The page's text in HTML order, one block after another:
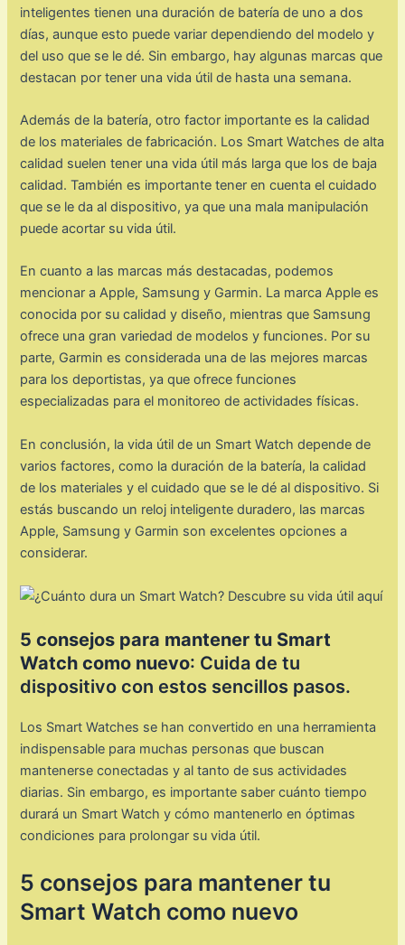
inteligentes tienen una duración de batería de uno a dos
días, aunque esto puede variar dependiendo del modelo y
del uso que se le dé. Sin embargo, hay algunas marcas que
destacan por tener una vida útil de hasta una semana.
Además de la batería, otro factor importante es la calidad
de los materiales de fabricación. Los Smart Watches de alta
calidad suelen tener una vida útil más larga que los de baja
calidad. También es importante tener en cuenta el cuidado
que se le da al dispositivo, ya que una mala manipulación
puede acortar su vida útil.
En cuanto a las marcas más destacadas, podemos
mencionar a Apple, Samsung y Garmin. La marca Apple es
conocida por su calidad y diseño, mientras que Samsung
ofrece una gran variedad de modelos y funciones. Por su
parte, Garmin es considerada una de las mejores marcas
para los deportistas, ya que ofrece funciones
especializadas para el monitoreo de actividades físicas.
En conclusión, la vida útil de un Smart Watch depende de
varios factores, como la duración de la batería, la calidad
de los materiales y el cuidado que se le dé al dispositivo. Si
estás buscando un reloj inteligente duradero, las marcas
Apple, Samsung y Garmin son excelentes opciones a
considerar.
5 consejos para mantener tu Smart
Watch como nuevo: Cuida de tu
dispositivo con estos sencillos pasos.
Los Smart Watches se han convertido en una herramienta
indispensable para muchas personas que buscan
mantenerse conectadas y al tanto de sus actividades
diarias. Sin embargo, es importante saber cuánto tiempo
durará un Smart Watch y cómo mantenerlo en óptimas
condiciones para prolongar su vida útil.
5 consejos para mantener tu
Smart Watch como nuevo